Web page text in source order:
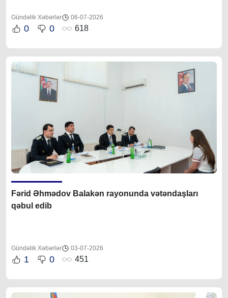
Gündəlik Xəbərlər 06-07-2026
0 0 618
Fərid Əhmədov Balakən rayonunda vətəndaşları
qəbul edib
Gündəlik Xəbərlər 03-07-2026
1 0 451